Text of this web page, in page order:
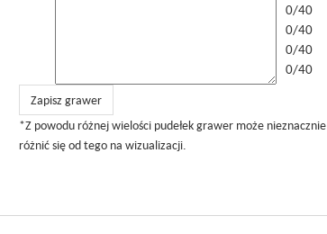
0/40
0/40
0/40
0/40
Zapisz grawer
*Z powodu różnej wielości pudełek grawer może nieznacznie
różnić się od tego na wizualizacji.